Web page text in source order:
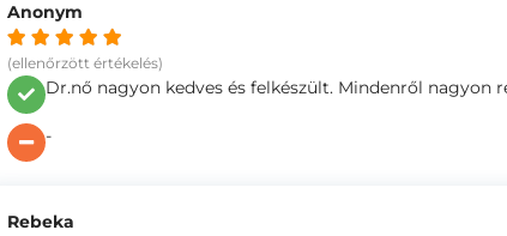
Anonym
(ellenőrzött értékelés)
Dr.nő nagyon kedves és felkészült. Mindenről nagyon
-
Rebeka